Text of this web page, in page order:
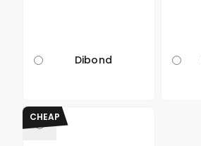
Dibond
CHEAP